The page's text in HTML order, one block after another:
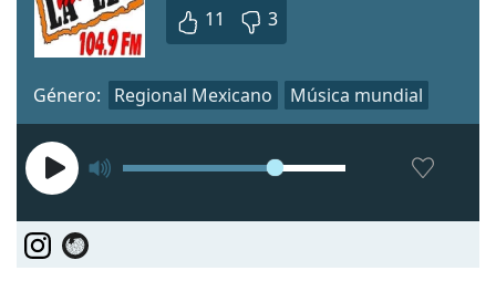
11 3
Género: Regional Mexicano Música mundial